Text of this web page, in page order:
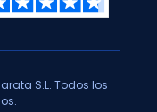
S.L. Todos los